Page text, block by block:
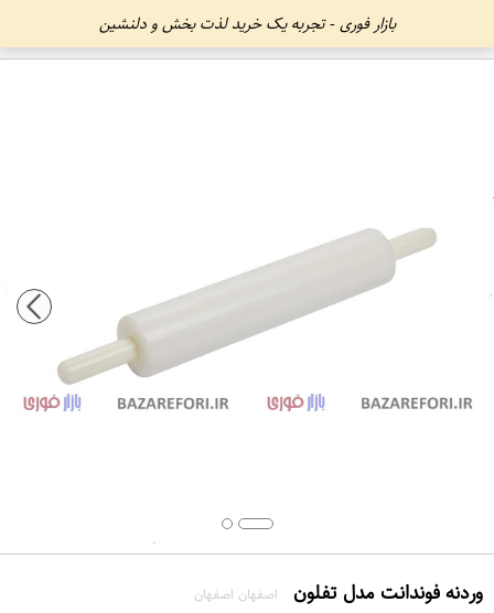
بازار فوری - تجربه یک خرید لذت بخش و دلنشین
وردنه فوندانت مدل تفلون اصفهان اصفهان